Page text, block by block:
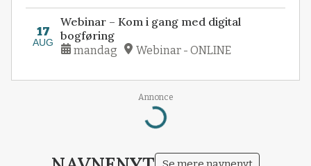
17
AUG
Webinar – Kom i gang med digital
bogføring
mandag Webinar - ONLINE
Annonce
Loading...